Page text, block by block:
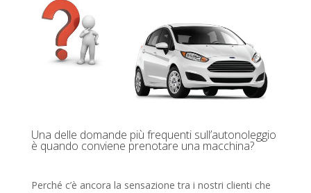
Una delle domande più frequenti sull’autonoleggio
è quando conviene prenotare una macchina?
Perché c’è ancora la sensazione tra i nostri clienti che